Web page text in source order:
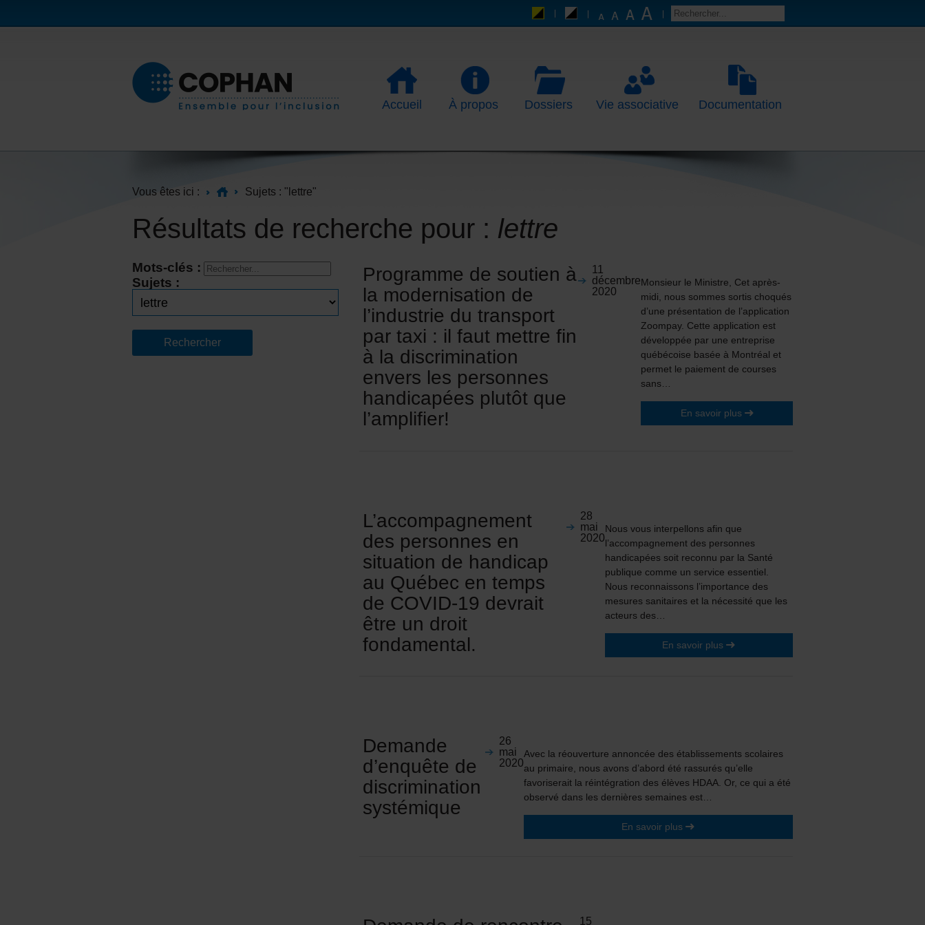
Accueil À propos Dossiers Vie associative Documentation
Vous êtes ici : Sujets : "lettre"
Résultats de recherche pour : lettre
Mots-clés :
Sujets :
Programme de soutien à
la modernisation de
l’industrie du transport
par taxi : il faut mettre fin
à la discrimination
envers les personnes
handicapées plutôt que
l’amplifier!
11
décembre
2020
Monsieur le Ministre, Cet après-
midi, nous sommes sortis choqués
d’une présentation de l’application
Zoompay. Cette application est
développée par une entreprise
québécoise basée à Montréal et
permet le paiement de courses
sans…
En savoir plus
L’accompagnement
des personnes en
situation de handicap
au Québec en temps
de COVID-19 devrait
être un droit
fondamental.
28
mai
2020
Nous vous interpellons afin que
l’accompagnement des personnes
handicapées soit reconnu par la Santé
publique comme un service essentiel.
Nous reconnaissons l’importance des
mesures sanitaires et la nécessité que les
acteurs des…
En savoir plus
Demande
d’enquête de
discrimination
systémique
26
mai
2020
Avec la réouverture annoncée des établissements scolaires
au primaire, nous avons d’abord été rassurés qu’elle
favoriserait la réintégration des élèves HDAA. Or, ce qui a été
observé dans les dernières semaines est…
En savoir plus
15